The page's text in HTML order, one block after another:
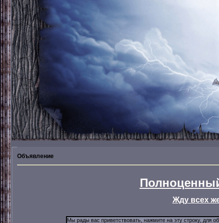
Объявление
Жду всех